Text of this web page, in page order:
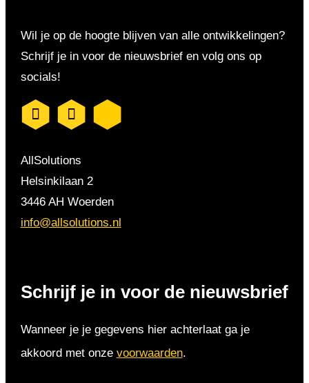
Wil je op de hoogte blijven van alle ontwikkelingen?
Schrijf je in voor de nieuwsbrief en volg ons op
socials!
AllSolutions
Helsinkilaan 2
3446 AH Woerden
info@allsolutions.nl
Schrijf je in voor de nieuwsbrief
Wanneer je je gegevens hier achterlaat ga je
akkoord met onze voorwaarden.